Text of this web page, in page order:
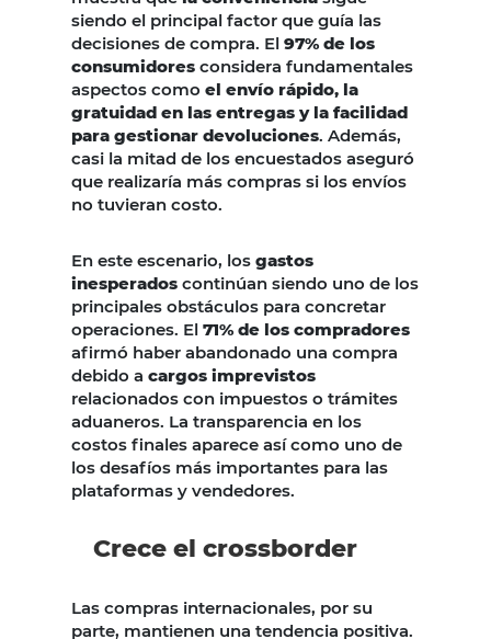
siendo el principal factor que guía las
decisiones de compra. El 97% de los
consumidores considera fundamentales
aspectos como el envío rápido, la
gratuidad en las entregas y la facilidad
para gestionar devoluciones. Además,
casi la mitad de los encuestados aseguró
que realizaría más compras si los envíos
no tuvieran costo.
En este escenario, los gastos
inesperados continúan siendo uno de los
principales obstáculos para concretar
operaciones. El 71% de los compradores
afirmó haber abandonado una compra
debido a cargos imprevistos
relacionados con impuestos o trámites
aduaneros. La transparencia en los
costos finales aparece así como uno de
los desafíos más importantes para las
plataformas y vendedores.
Crece el crossborder
Las compras internacionales, por su
parte, mantienen una tendencia positiva.